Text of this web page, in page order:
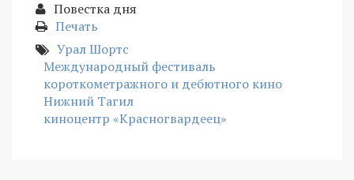
Повестка дня
Печать
Урал Шортс
Международный фестиваль
короткометражного и дебютного кино
Нижний Тагил
киноцентр «Красногвардеец»